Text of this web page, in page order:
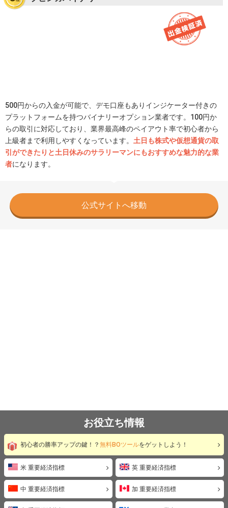
500円からの入金が可能で、デモ口座もありインジケーター付きの
プラットフォームを持つバイナリーオプション業者です。100円か
らの取引に対応しており、業界最高峰のペイアウト率で初心者から
上級者まで利用しやすくなっています。 土日も株式や仮想通貨の取
引ができたりと土日休みのサラリーマンにもおすすめな魅力的な業
者になります。
公式サイトへ移動
お役立ち情報
初心者の勝率アップの鍵！？ 無料BOツールをゲットしよう！
米 重要経済指標 英 重要経済指標
中 重要経済指標 加 重要経済指標